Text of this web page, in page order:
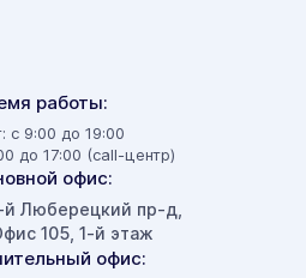
работы:
с 9:00 до 19:00
до 17:00 (call-центр)
офис:
й Люберецкий пр-д,
105, 1-й этаж
офис: